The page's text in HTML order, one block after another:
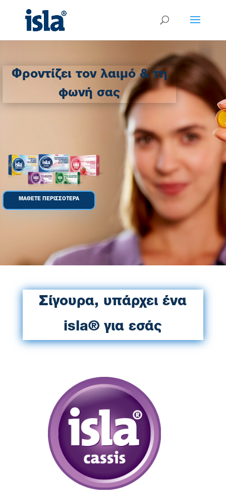
Φροντίζει τον λαιμό & τη
φωνή σας
ΜΑΘΕΤΕ ΠΕΡΙΣΣΟΤΕΡΑ
Σίγουρα, υπάρχει ένα
isla® για εσάς